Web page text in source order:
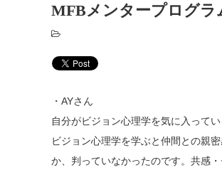
MFBメンタープログラ
・AYさん
自分がビジョン心理学を気に入って
ビジョン心理学を学ぶと仲間との親
か、判っていなかったのです。共感